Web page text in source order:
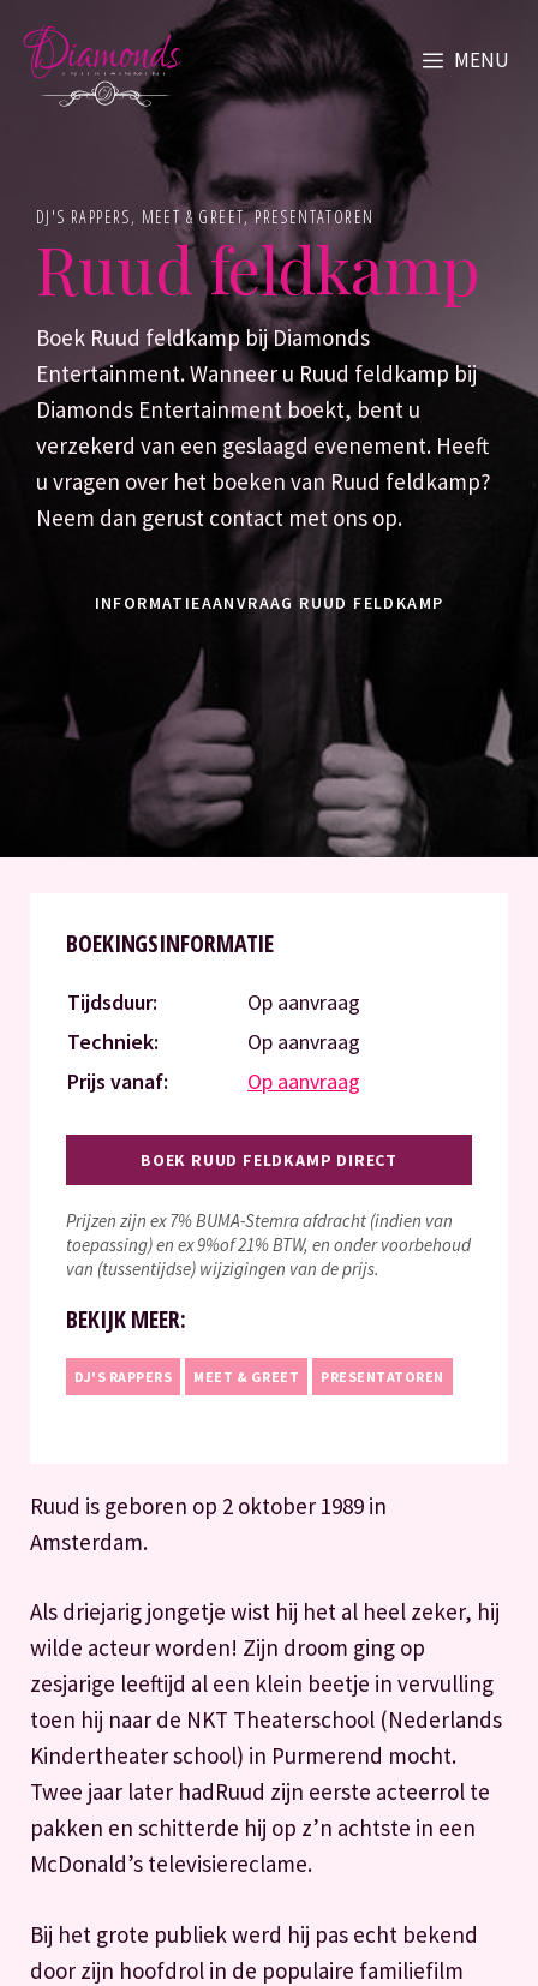
naar
MENU
DJ'S RAPPERS, MEET & GREET,PRESENTATOREN
Ruud feldkamp
Boek Ruud feldkamp bij Diamonds
Entertainment. Wanneer u Ruud feldkamp bij
Diamonds Entertainment boekt, bent u
verzekerd van een geslaagd evenement. Heeft
u vragen over het boeken van Ruud feldkamp?
Neem dan gerust contact met ons op.
INFORMATIEAANVRAAG RUUD FELDKAMP
Ruud is geboren op 2 oktober 1989 in
Amsterdam.
Als driejarig jongetje wist hij het al heel zeker, hij
wilde acteur worden! Zijn droom ging op
zesjarige leeftijd al een klein beetje in vervulling
toen hij naar de NKT Theaterschool (Nederlands
Kindertheater school) in Purmerend mocht.
Twee jaar later hadRuud zijn eerste acteerrol te
pakken en schitterde hij op z’n achtste in een
McDonald’s televisiereclame.
Bij het grote publiek werd hij pas echt bekend
door zijn hoofdrol in de populaire familiefilm
BOEKINGSINFORMATIE
Tijdsduur:
Op aanvraag
Techniek:
Op aanvraag
Prijs vanaf:
Op aanvraag
BOEK RUUD FELDKAMP DIRECT
Prijzen zijn ex 7% BUMA-Stemra afdracht (indien van
toepassing) en ex 9%of 21% BTW, en onder voorbehoud
van (tussentijdse) wijzigingen van de prijs.
BEKIJK MEER:
DJ'S RAPPERS MEET & GREET PRESENTATOREN